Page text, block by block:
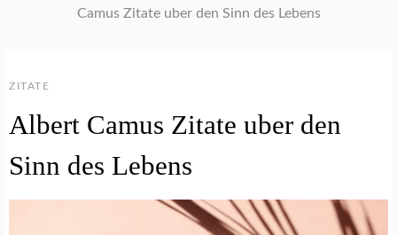
Camus Zitate uber den Sinn des Lebens
ZITATE
Albert Camus Zitate uber den
Sinn des Lebens